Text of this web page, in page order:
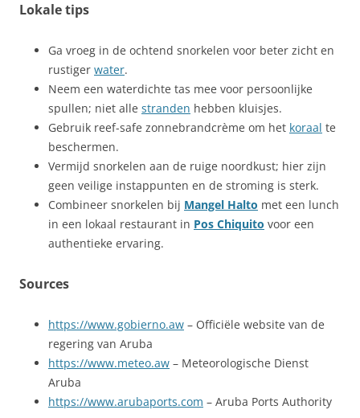
Lokale tips
Ga vroeg in de ochtend snorkelen voor beter zicht en
rustiger water.
Neem een waterdichte tas mee voor persoonlijke
spullen; niet alle stranden hebben kluisjes.
Gebruik reef-safe zonnebrandcrème om het koraal te
beschermen.
Vermijd snorkelen aan de ruige noordkust; hier zijn
geen veilige instappunten en de stroming is sterk.
Combineer snorkelen bij Mangel Halto met een lunch
in een lokaal restaurant in Pos Chiquito voor een
authentieke ervaring.
Sources
https://www.gobierno.aw – Officiële website van de
regering van Aruba
https://www.meteo.aw – Meteorologische Dienst
Aruba
https://www.arubaports.com – Aruba Ports Authority